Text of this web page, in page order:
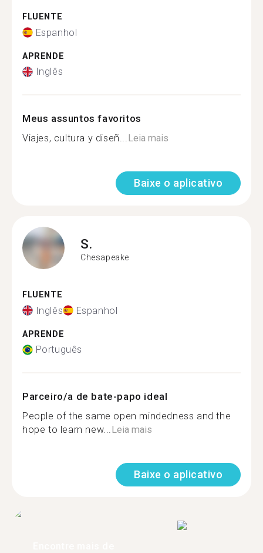
FLUENTE
Espanhol
APRENDE
Inglês
Meus assuntos favoritos
Viajes, cultura y diseñ...Leia mais
Baixe o aplicativo
S.
Chesapeake
FLUENTE
Inglês Espanhol
APRENDE
Português
Parceiro/a de bate-papo ideal
People of the same open mindedness and the
hope to learn new...Leia mais
Baixe o aplicativo